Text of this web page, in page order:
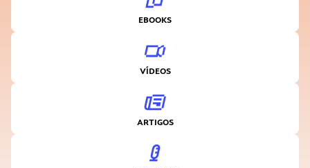
EBOOKS
VÍDEOS
ARTIGOS